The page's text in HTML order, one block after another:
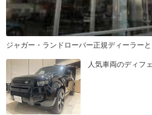
ジャガー・ランドローバー正規ディーラーと
人気車両のディフ